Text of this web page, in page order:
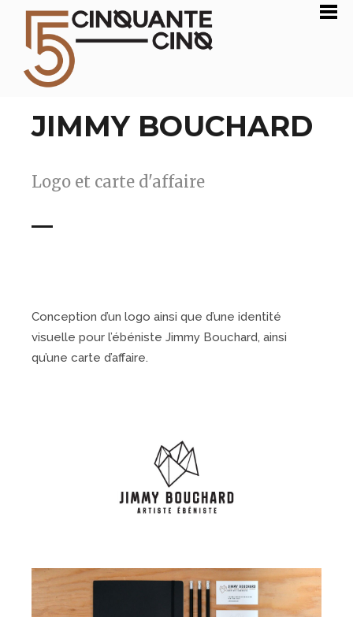
JIMMY BOUCHARD
Logo et carte d'affaire
Conception d’un logo ainsi que d’une identité
visuelle pour l’ébéniste Jimmy Bouchard, ainsi
qu’une carte d’affaire.